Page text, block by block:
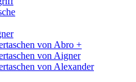
von Abro +
von Aigner
von Alexander